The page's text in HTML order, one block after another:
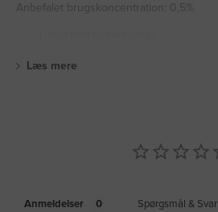
Anbefalet brugskoncentration: 0,5%
Læs mere
Anmeldelser Spørgsmål & Svar